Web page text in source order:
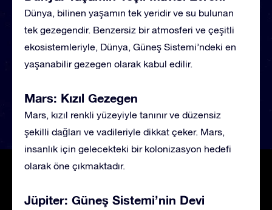
Dünya, bilinen yaşamın tek yeridir ve su bulunan
tek gezegendir. Benzersiz bir atmosferi ve çeşitli
ekosistemleriyle, Dünya, Güneş Sistemi’ndeki en
yaşanabilir gezegen olarak kabul edilir.
Mars: Kızıl Gezegen
Mars, kızıl renkli yüzeyiyle tanınır ve düzensiz
şekilli dağları ve vadileriyle dikkat çeker. Mars,
insanlık için gelecekteki bir kolonizasyon hedefi
olarak öne çıkmaktadır.
Jüpiter: Güneş Sistemi’nin Devi